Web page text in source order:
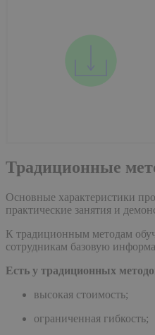
Традиционные
Основные характеристики
практические занятия и
К традиционным методам
сотрудникам базовую
Есть у традиционных
высокая стоимость;
ограниченная гибкость;